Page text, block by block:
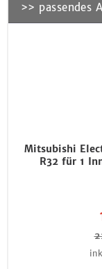
>> passendes
Mitsubishi
R32 für 1